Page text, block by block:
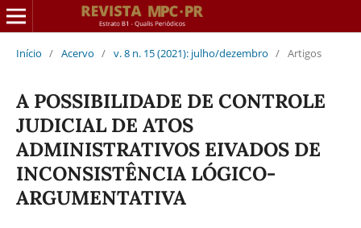
Início / Acervo / v. 8 n. 15 (2021): julho/dezembro / Artigos
A POSSIBILIDADE DE CONTROLE
JUDICIAL DE ATOS
ADMINISTRATIVOS EIVADOS DE
INCONSISTÊNCIA LÓGICO-
ARGUMENTATIVA